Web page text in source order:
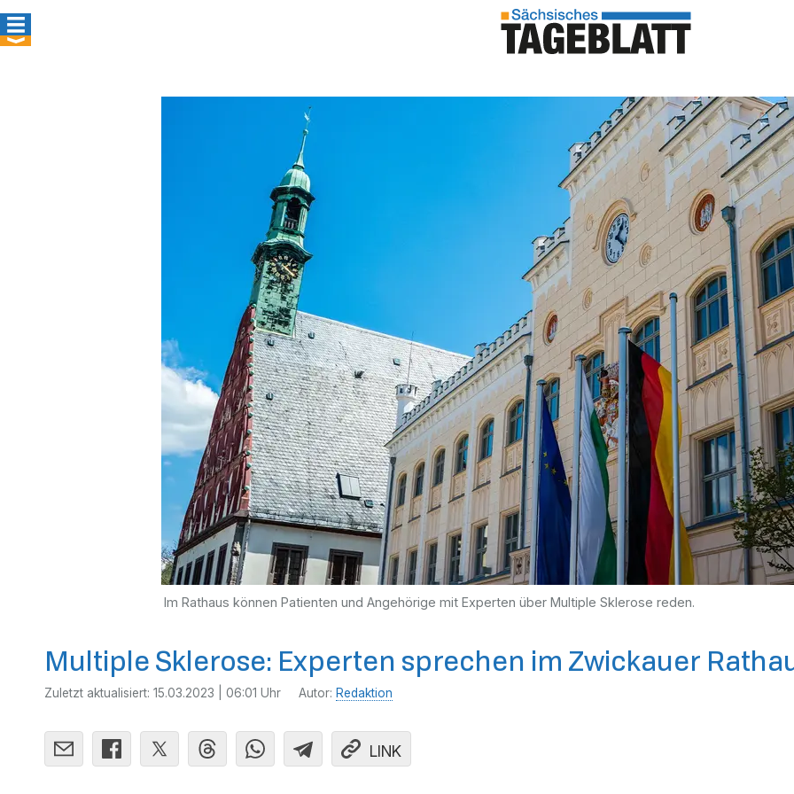
Im Rathaus können Patienten und Angehörige mit Experten über Multiple Sklerose reden.
Multiple Sklerose: Experten sprechen im Zwickauer
Zuletzt aktualisiert: 15.03.2023 | 06:01 Uhr Autor: Redaktion
LINK